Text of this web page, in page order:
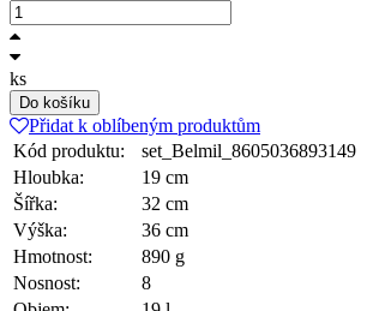
ks
Do košíku
Přidat k oblíbeným produktům
Kód produktu:
set_Belmil_8605036893149
Hloubka:
19 cm
Šířka:
32 cm
Výška:
36 cm
Hmotnost:
890 g
Nosnost:
8